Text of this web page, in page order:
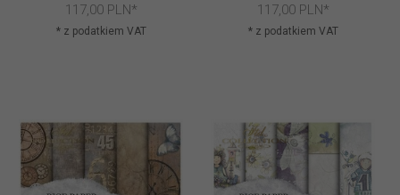
117, 00 PLN*
* z podatkiem VAT
117, 00 PLN*
* z podatkiem VAT